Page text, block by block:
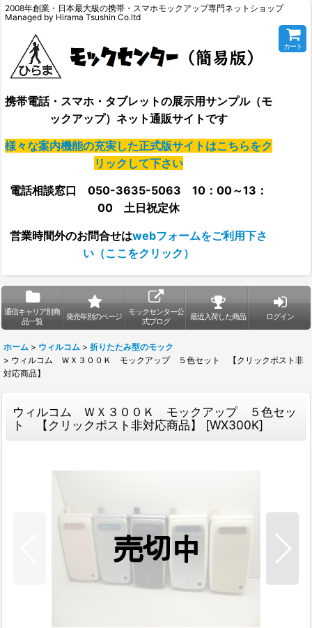
2008年創業・日本最大級の携帯・スマホモックアップ専門ネットショップ
Managed by Hirama Tsushin Co.ltd
携帯電話・スマホ・タブレットの展示用サンプル（モ
ックアップ）ネット通販サイトです
様々な案内機能の充実した正式版サイトはこちらをク
リックして下さい
電話相談窓口 050-3635-5063 10：00～13：
00 土日祝定休
営業時間外のお問合せはwebフォームをご利用下さ
い（ここをクリック）
カート
通信キャリア別商
品一覧
発売年別のページ
モックセンター公
式ブログ
最近入荷した商品 ログイン
ホーム > ウィルコム > 折りたたみ型のモック
> ウィルコム ＷＸ３００Ｋ モックアップ ５色セット 【クリックポスト非
対応商品】
ウィルコム ＷＸ３００Ｋ モックアップ ５色セッ
ト 【クリックポスト非対応商品】
[WX300K]